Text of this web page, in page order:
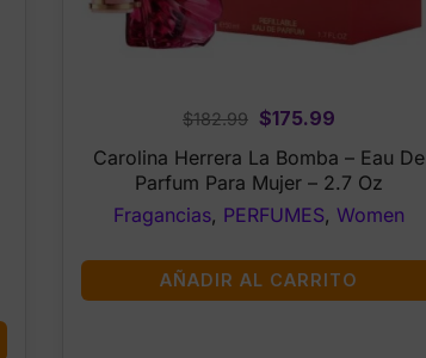
$182.99 Original
price
was:
$182.99.
$175.99
price
is:
$175.99.
Carolina Herrera La Bomba – Eau De
Parfum Para Mujer – 2.7 Oz
Fragancias, PERFUMES, Women
AÑADIR AL CARRITO